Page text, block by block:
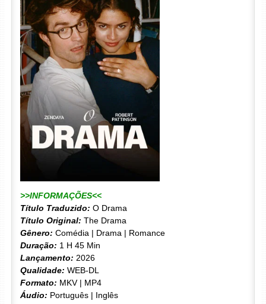
>>INFORMAÇÕES<<
Título Traduzido: O Drama
Título Original: The Drama
Gênero: Comédia | Drama | Romance
Duração: 1 H 45 Min
Lançamento: 2026
Qualidade: WEB-DL
Formato: MKV | MP4
Áudio: Português | Inglês